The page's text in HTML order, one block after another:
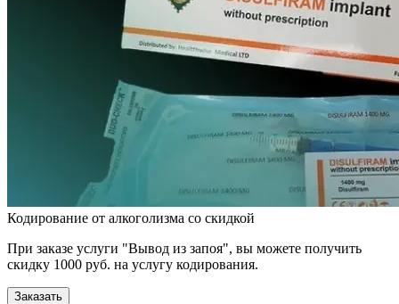
Кодирование от алкоголизма со скидкой
При заказе услуги "Вывод из запоя", вы можете получить
скидку 1000 руб. на услугу кодирования.
Заказать